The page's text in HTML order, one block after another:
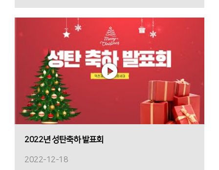
2022년 성탄축하 발표회
2022-12-18